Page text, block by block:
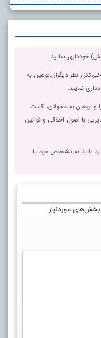
خودداری نمایید.
نظر دیگران،توهین به
نمایید.
و توهین به مسٔولان، اقلیت
با اصول اخلاقی و قوانین
یا بنا به تشخیص خود با
بخش‌های موردنیاز